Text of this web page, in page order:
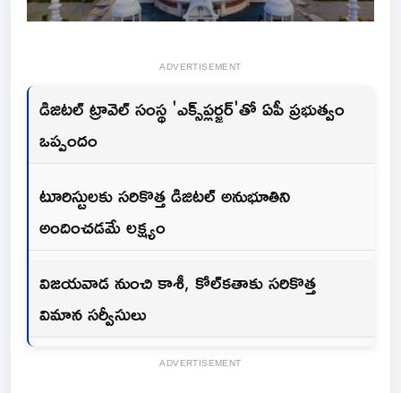
ADVERTISEMENT
డిజిటల్ ట్రావెల్ సంస్థ 'ఎక్స్‌ప్లర్జర్‌'తో ఏపీ ప్రభుత్వం
ఒప్పందం
టూరిస్టులకు సరికొత్త డిజిటల్ అనుభూతిని
అందించడమే లక్ష్యం
విజయవాడ నుంచి కాశీ, కోల్‌కతాకు సరికొత్త
విమాన సర్వీసులు
ADVERTISEMENT